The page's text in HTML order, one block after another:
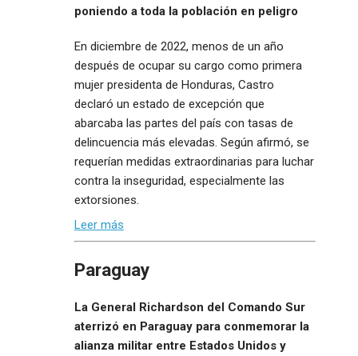
poniendo a toda la población en peligro
En diciembre de 2022, menos de un año
después de ocupar su cargo como primera
mujer presidenta de Honduras, Castro
declaró un estado de excepción que
abarcaba las partes del país con tasas de
delincuencia más elevadas. Según afirmó, se
requerían medidas extraordinarias para luchar
contra la inseguridad, especialmente las
extorsiones.
Leer más
Paraguay
La General Richardson del Comando Sur
aterrizó en Paraguay para conmemorar la
alianza militar entre Estados Unidos y